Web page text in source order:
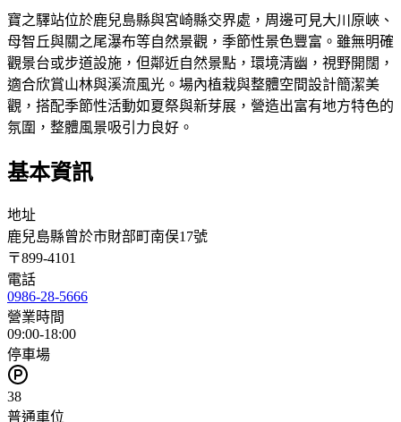
寶之驛站位於鹿兒島縣與宮崎縣交界處，周邊可見大川原峽、
母智丘與關之尾瀑布等自然景觀，季節性景色豐富。雖無明確
觀景台或步道設施，但鄰近自然景點，環境清幽，視野開闊，
適合欣賞山林與溪流風光。場內植栽與整體空間設計簡潔美
觀，搭配季節性活動如夏祭與新芽展，營造出富有地方特色的
氛圍，整體風景吸引力良好。
基本資訊
地址
鹿兒島縣曾於市財部町南俣17號
〒899-4101
電話
0986-28-5666
營業時間
09:00-18:00
停車場
38
普通車位